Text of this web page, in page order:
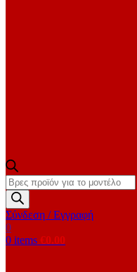
Products
search
Σύνδεση / Εγγραφή
0
0 items €0.00